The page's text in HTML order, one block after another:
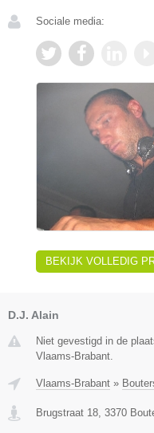
Sociale media:
BEKIJK VOLLEDIG
D.J. Alain
Niet gevestigd in de
Vlaams-Brabant.
Vlaams-Brabant »
Brugstraat 18, 3370